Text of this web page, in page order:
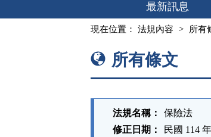
容
最新訊息
現在位置： 法規內容 所有
所有條文
法規名稱：
保險法
修正日期：
民國 114